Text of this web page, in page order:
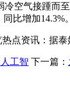
气接踵而
比增加14.3%。
资讯：据泰
工智 下一篇：